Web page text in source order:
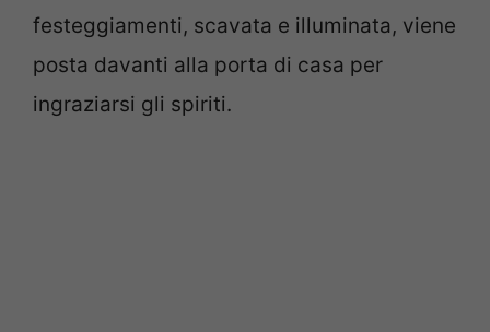
festeggiamenti, scavata e illuminata, viene
posta davanti alla porta di casa per
ingraziarsi gli spiriti.